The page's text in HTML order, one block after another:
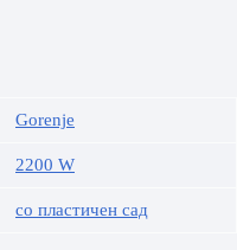
Gorenje
2200 W
со пластичен сад